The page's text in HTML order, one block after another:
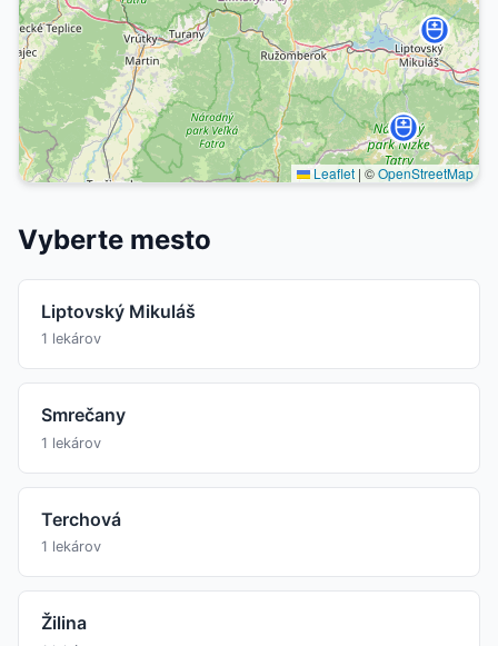
Leaflet | ©OpenStreetMap
Vyberte mesto
Liptovský Mikuláš
1 lekárov
Smrečany
1 lekárov
Terchová
1 lekárov
Žilina